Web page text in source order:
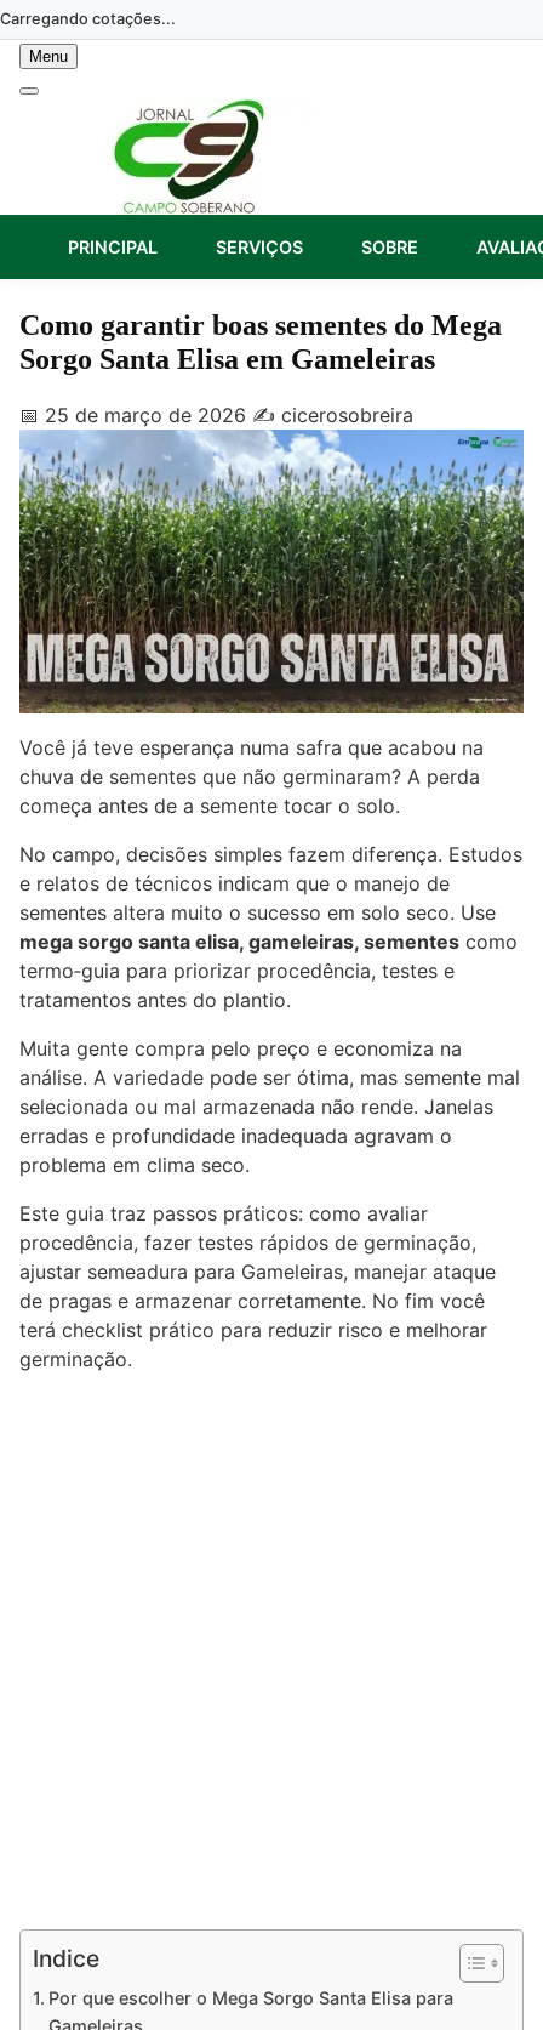
Skip
to
content
Carregando cotações...
Menu
PRINCIPAL SERVIÇOS SOBRE
Como garantir boas sementes do Mega
Sorgo Santa Elisa em Gameleiras
📅 25 de março de 2026 ✍️ cicerosobreira
Você já teve esperança numa safra que acabou na
chuva de sementes que não germinaram? A perda
começa antes de a semente tocar o solo.
No campo, decisões simples fazem diferença. Estudos
e relatos de técnicos indicam que o manejo de
sementes altera muito o sucesso em solo seco. Use
mega sorgo santa elisa, gameleiras, sementes como
termo‑guia para priorizar procedência, testes e
tratamentos antes do plantio.
Muita gente compra pelo preço e economiza na
análise. A variedade pode ser ótima, mas semente mal
selecionada ou mal armazenada não rende. Janelas
erradas e profundidade inadequada agravam o
problema em clima seco.
Este guia traz passos práticos: como avaliar
procedência, fazer testes rápidos de germinação,
ajustar semeadura para Gameleiras, manejar ataque
de pragas e armazenar corretamente. No fim você
terá checklist prático para reduzir risco e melhorar
germinação.
Indice
Por que escolher o Mega Sorgo Santa Elisa para
Gameleiras